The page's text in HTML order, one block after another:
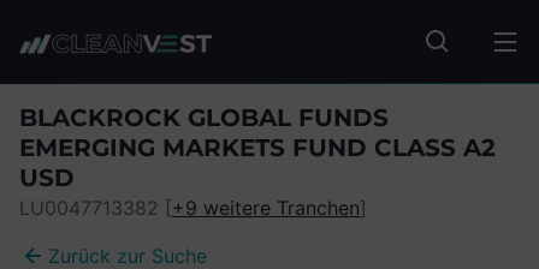
Fonds
BLACKROCK GLOBAL FUNDS
EMERGING MARKETS FUND CLASS A2
USD
LU0047713382 [+9 weitere Tranchen]
Zurück zur Suche